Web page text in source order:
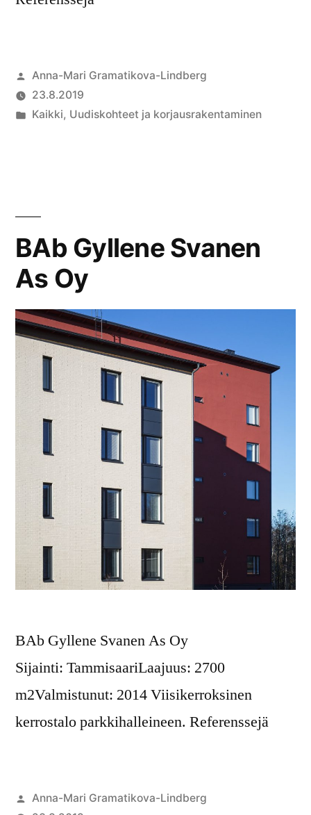
Anna-Mari Gramatikova-Lindberg
23.8.2019
Kaikki, Uudiskohteet ja korjausrakentaminen
BAb Gyllene Svanen
As Oy
BAb Gyllene Svanen As Oy
Sijainti: TammisaariLaajuus: 2700
m2Valmistunut: 2014 Viisikerroksinen
kerrostalo parkkihalleineen. Referenssejä
Anna-Mari Gramatikova-Lindberg